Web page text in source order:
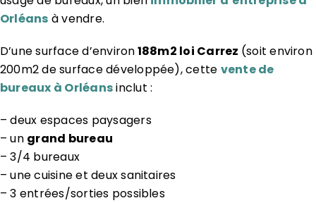
Orléans à vendre.
D’une surface d’environ188m2 loi Carrez (soit environ
200m2 de surface développée), cette vente de
bureaux à Orléansinclut :
– deux espaces paysagers
– un grand bureau
– 3/4 bureaux
– une cuisine et deux sanitaires
– 3 entrées/sorties possibles